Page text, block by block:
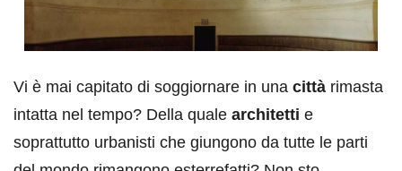
Vi è mai capitato di soggiornare in una città rimasta
intatta nel tempo? Della quale architetti e
soprattutto urbanisti che giungono da tutte le parti